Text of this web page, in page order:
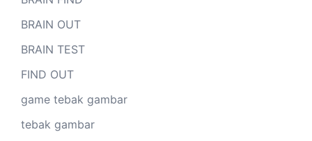
BRAIN OUT
BRAIN TEST
FIND OUT
game tebak gambar
tebak gambar